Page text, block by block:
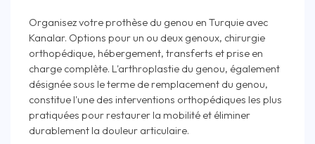
Organisez votre prothèse du genou en Turquie avec
Kanalar. Options pour un ou deux genoux, chirurgie
orthopédique, hébergement, transferts et prise en
charge complète. L'arthroplastie du genou, également
désignée sous le terme de remplacement du genou,
constitue l'une des interventions orthopédiques les plus
pratiquées pour restaurer la mobilité et éliminer